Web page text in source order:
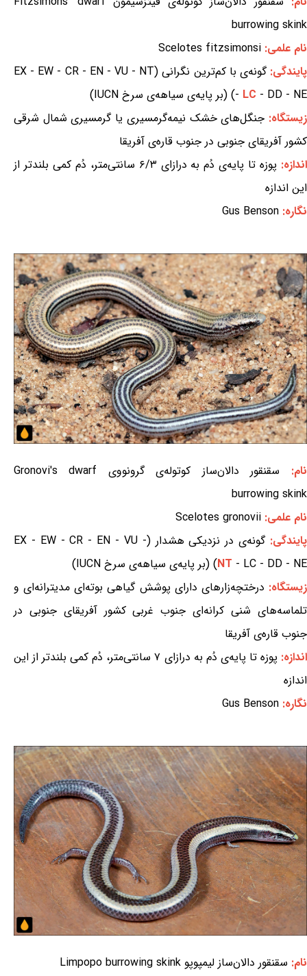
burrowing skink
نام علمی: Scelotes fitzsimonsi
پایندگی:
گونه‌ی با کم‌ترین نگرانی (EX - EW - CR - EN - VU - NT
- LC - DD - NE) (بر پایه‌ی سیاهه‌ی سرخ IUCN)
زیستگاه: جنگل‌های خشک نیمه‌گرمسیری یا گرمسیری شمال شرقی
کشور آفریقای جنوبی در جنوب قاره‌ی آفریقا
اندازه:
پوزه تا پایه‌ی دُم به درازای ۶/۳ سانتی‌متر، دُم کمی بلندتر از
این اندازه
نگاره: Gus Benson
نام:
سقنقور دالان‌ساز کوتوله‌ی گرونووی Gronovi's dwarf
burrowing skink
نام علمی: Scelotes gronovii
پایندگی:گونه‌ی در نزدیکی هشدار (EX - EW - CR - EN - VU -
NT - LC - DD - NE) (بر پایه‌ی سیاهه‌ی سرخ IUCN)
زیستگاه: درختچه‌زارهای دارای پوشش گیاهی بوته‌ای مدیترانه‌ای و
تلماسه‌های شنی کرانه‌ای جنوب غربی کشور آفریقای جنوبی در
جنوب قاره‌ی آفریقا
اندازه:
پوزه تا پایه‌ی دُم به درازای ۷ سانتی‌متر، دُم کمی بلندتر از این
اندازه
نگاره: Gus Benson
نام: سقنقور دالان‌ساز لیمپوپو Limpopo burrowing skink